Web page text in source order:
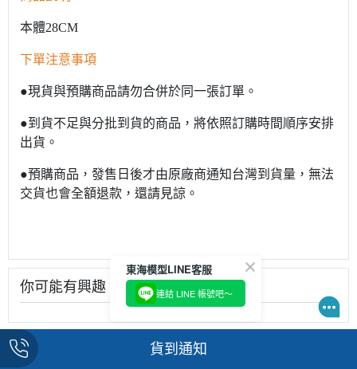
本體28CM
下單注意事項
●現貨與預購商品請勿合併於同一張訂單。
●到貨不足與分批到貨的商品，將依照訂購時間順序安排
出貨。
●預購商品，發售日後才由原廠商通知台灣到貨量，無法
交貨也會全額退款，還請見諒。
你可能有興趣
貨到通知
東海模型LINE客服
連結 LINE 帳號吧～